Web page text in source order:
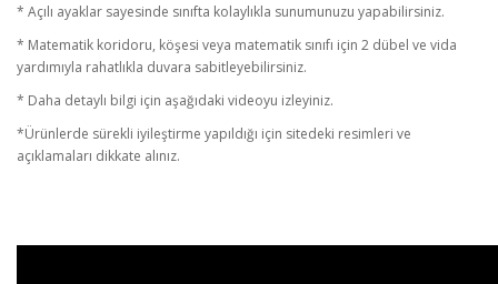
* Açılı ayaklar sayesinde sınıfta kolaylıkla sunumunuzu yapabilirsiniz.
* Matematik koridoru, köşesi veya matematik sınıfı için 2 dübel ve vida
yardımıyla rahatlıkla duvara sabitleyebilirsiniz.
* Daha detaylı bilgi için aşağıdaki videoyu izleyiniz.
*Ürünlerde sürekli iyileştirme yapıldığı için sitedeki resimleri ve
açıklamaları dikkate alınız.